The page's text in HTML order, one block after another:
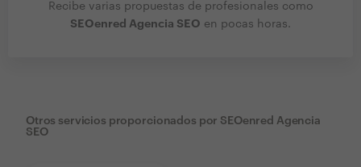
Recibe varias propuestas de profesionales como
SEOenred Agencia SEO en pocas horas.
Otros servicios proporcionados por SEOenred Agencia
SEO